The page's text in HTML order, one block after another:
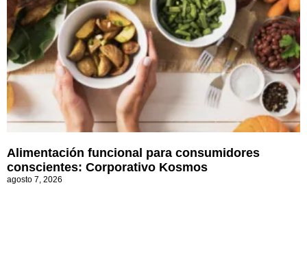
Alimentación funcional para consumidores
conscientes: Corporativo Kosmos
agosto 7, 2026